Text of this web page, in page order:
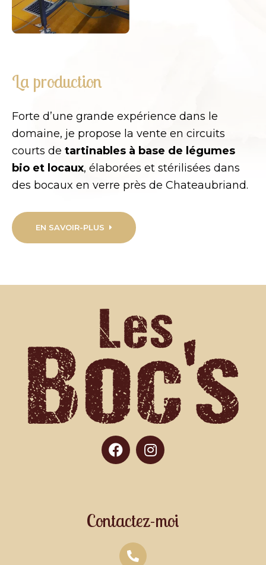
La production
Forte d’une grande expérience dans le
domaine, je propose la vente en circuits
courts de tartinables à base de légumes
bio et locaux, élaborées et stérilisées dans
des bocaux en verre près de Chateaubriand.
EN SAVOIR-PLUS
Contactez-moi